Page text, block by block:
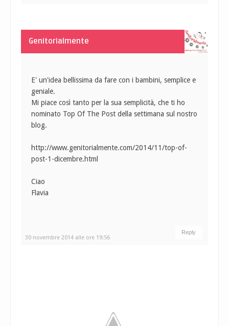
Genitorialmente
30 novembre 2014 alle ore 19:56
E' un'idea bellissima da fare con i bambini, semplice e
geniale.
Mi piace così tanto per la sua semplicità, che ti ho
nominato Top Of The Post della settimana sul nostro
blog.
http://www.genitorialmente.com/2014/11/top-of-
post-1-dicembre.html
Ciao
Flavia
Reply